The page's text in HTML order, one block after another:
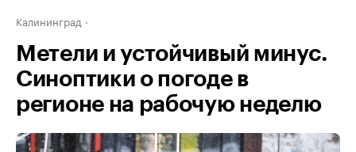
Калининград
Метели и устойчивый минус.
Синоптики о погоде в
регионе на рабочую неделю